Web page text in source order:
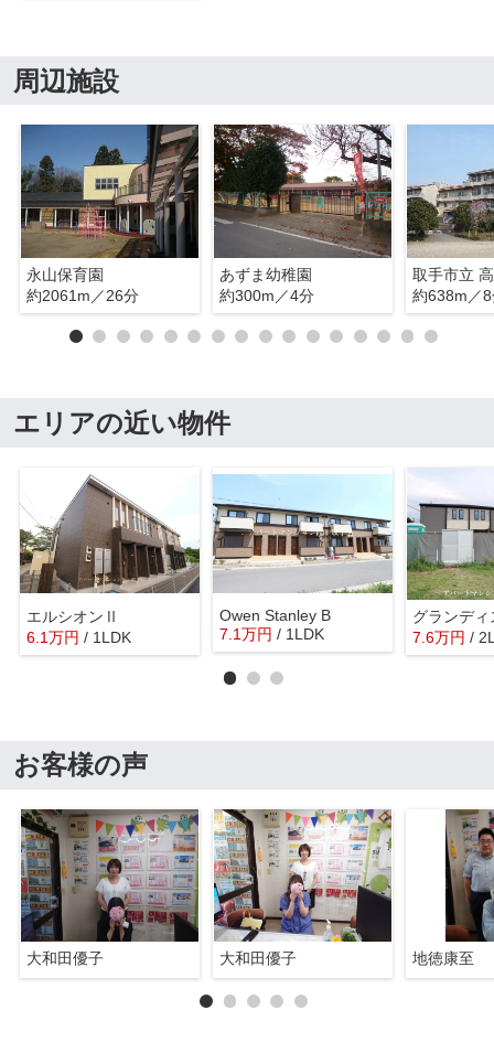
周辺施設
永山保育園
約2061m／26分
あずま幼稚園
約300m／4分
取手市立
約638m／
エリアの近い物件
エルシオンⅡ
6.1万円 / 1LDK
Owen Stanley B
7.1万円 / 1LDK
グランディ
7.6万円 /
お客様の声
大和田優子 大和田優子 地徳康至